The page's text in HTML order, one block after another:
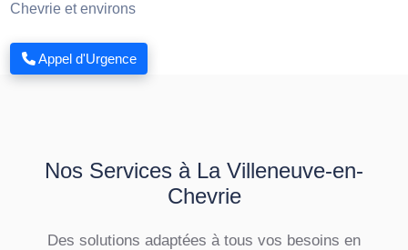
Chevrie et environs
Appel d'Urgence
Nos Services à La Villeneuve-en-
Chevrie
Des solutions adaptées à tous vos besoins en